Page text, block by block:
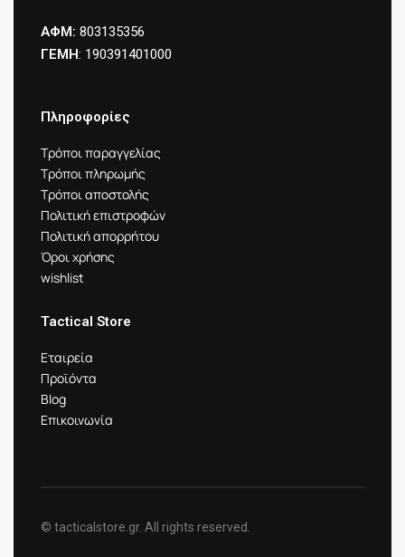
ΑΦΜ: 803135356
ΓΕΜΗ: 190391401000
Πληροφορίες
Τρόποι παραγγελίας
Τρόποι πληρωμής
Τρόποι αποστολής
Πολιτική επιστροφών
Πολιτική απορρήτου
Όροι χρήσης
wishlist
Tactical Store
Εταιρεία
Προϊόντα
Blog
Επικοινωνία
© tacticalstore.gr. All rights reserved.